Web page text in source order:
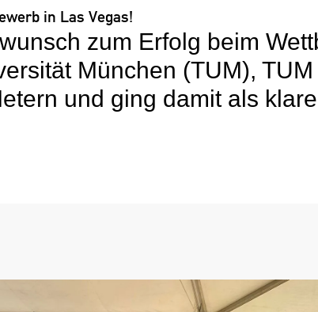
in Las Vegas!
zum Erfolg beim
München (TUM),
und ging damit als